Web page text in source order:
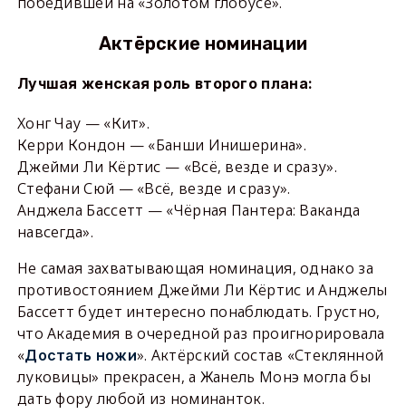
Актёрские номинации
Лучшая женская роль второго плана:
Хонг Чау — «Кит».
Керри Кондон — «Банши Инишерина».
Джейми Ли Кёртис — «Всё, везде и сразу».
Стефани Сюй — «Всё, везде и сразу».
Анджела Бассетт — «Чёрная Пантера: Ваканда
навсегда».
Не самая захватывающая номинация, однако за
противостоянием Джейми Ли Кёртис и Анджелы
Бассетт будет интересно понаблюдать. Грустно,
что Академия в очередной раз проигнорировала
«Достать ножи». Актёрский состав «Стеклянной
луковицы» прекрасен, а Жанель Монэ могла бы
дать фору любой из номинанток.